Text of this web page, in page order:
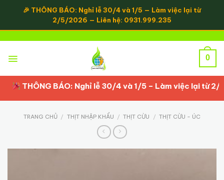
content
0
THÔNG BÁO: Nghỉ lễ 30/4 và 1/5 – Làm việc lại từ 2/5/
TRANG CHỦ / THỊT NHẬP KHẨU / THỊT CỪU / THỊT CỪU - ÚC